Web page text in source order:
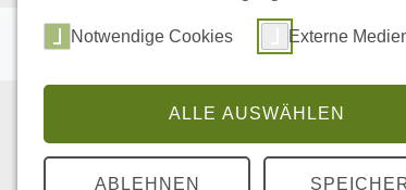
ÜBER MICH
Leben und
Notwendige Cookies Externe
ALLE AUSWÄHLEN
ABLEHNEN